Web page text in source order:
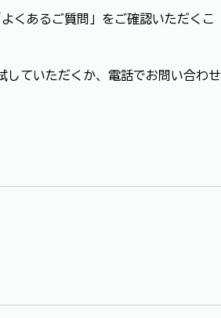
くあるご質問」をご確認いただくこ
ていただくか、電話でお問い合わせ